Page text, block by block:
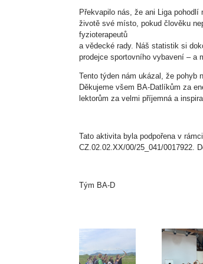
Překvapilo nás, že ani Liga
životě své místo, pokud člověku
fyzioterapeutů
a vědecké rady. Náš statistik si
prodejce sportovního vybavení – a
Tento týden nám ukázal, že pohyb
Děkujeme všem BA-Datlíkům za
lektorům za velmi příjemná a
Tato aktivita byla podpořena v
CZ.02.02.XX/00/25_041/0017922.
Tým BA-D